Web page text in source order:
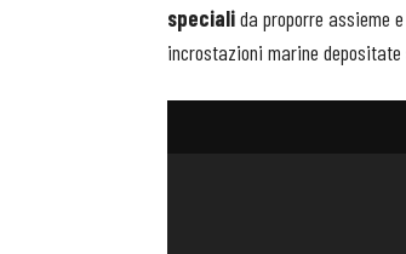
specialida proporre assieme
incrostazioni marine